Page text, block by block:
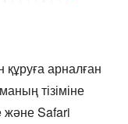
арналған
тізіміне
және Safari